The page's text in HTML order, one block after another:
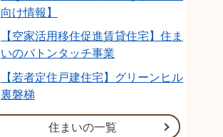
向け情報】
【空家活用移住促進賃貸住宅】住ま
いのバトンタッチ事業
【若者定住戸建住宅】グリーンヒル
裏磐梯
住まいの一覧